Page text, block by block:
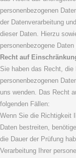
personenbezogenen
der Datenverarbeitung
dieser Daten. Hierzu
personenbezogene
Recht auf
Sie haben das Recht, die
personenbezogenen
uns wenden. Das Recht
folgenden Fällen:
Wenn Sie die Richtigkeit
Daten bestreiten,
die Dauer der Prüfung
Verarbeitung Ihrer